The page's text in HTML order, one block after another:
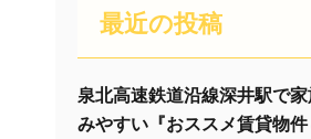
最近の投稿
泉北高速鉄道沿線深井駅で
みやすい『おススメ賃貸物